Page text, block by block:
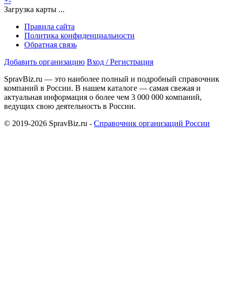
Загрузка карты ...
Правила сайта
Политика конфиденциальности
Обратная связь
Добавить организацию Вход / Регистрация
SpravBiz.ru — это наиболее полный и подробный справочник
компаний в России. В нашем каталоге — самая свежая и
актуальная информация о более чем 3 000 000 компаний,
ведущих свою деятельность в России.
© 2019-2026 SpravBiz.ru - Справочник организаций России